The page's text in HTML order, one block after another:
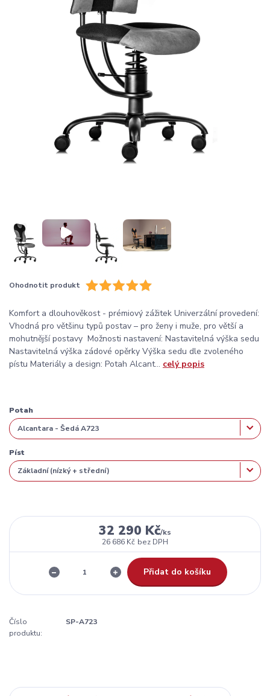
Ohodnotit produkt
Komfort a dlouhověkost - prémiový zážitek Univerzální provedení:
Vhodná pro většinu typů postav – pro ženy i muže, pro větší a
mohutnější postavy Možnosti nastavení: Nastavitelná výška sedu
Nastavitelná výška zádové opěrky Výška sedu dle zvoleného
pístu Materiály a design: Potah Alcant... celý popis
Potah
Píst
32 290 Kč/ks
26 686 Kč bez DPH
Přidat do košíku
Číslo
produktu:
SP-A723